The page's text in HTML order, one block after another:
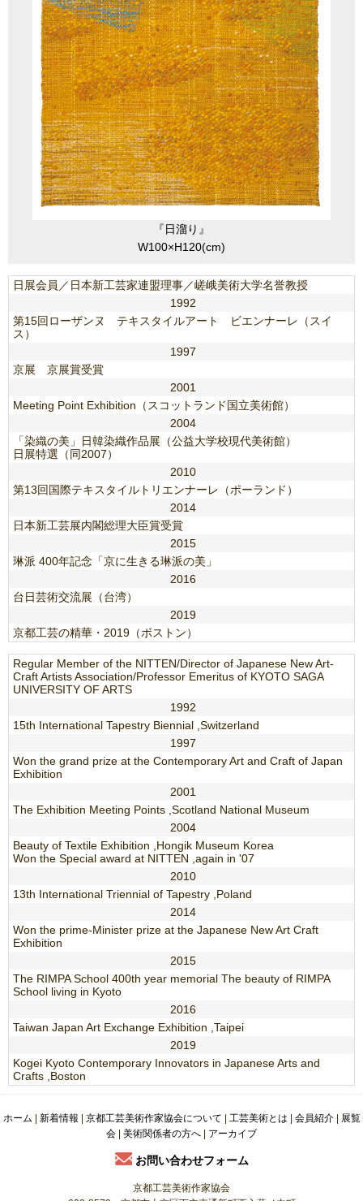
『日溜り』
W100×H120(cm)
日展会員／日本新工芸家連盟理事／嵯峨美術大学名誉教授
1992
第15回ローザンヌ テキスタイルアート ビエンナーレ（スイ
ス）
1997
京展 京展賞受賞
2001
Meeting Point Exhibition（スコットランド国立美術館）
2004
「染織の美」日韓染織作品展（公益大学校現代美術館）
日展特選（同2007）
2010
第13回国際テキスタイルトリエンナーレ（ポーランド）
2014
日本新工芸展内閣総理大臣賞受賞
2015
琳派 400年記念「京に生きる琳派の美」
2016
台日芸術交流展（台湾）
2019
京都工芸の精華・2019（ボストン）
Regular Member of the NITTEN/Director of Japanese New Art-
Craft Artists Association/Professor Emeritus of KYOTO SAGA
UNIVERSITY OF ARTS
1992
15th International Tapestry Biennial ,Switzerland
1997
Won the grand prize at the Contemporary Art and Craft of Japan
Exhibition
2001
The Exhibition Meeting Points ,Scotland National Museum
2004
Beauty of Textile Exhibition ,Hongik Museum Korea
Won the Special award at NITTEN ,again in '07
2010
13th International Triennial of Tapestry ,Poland
2014
Won the prime-Minister prize at the Japanese New Art Craft
Exhibition
2015
The RIMPA School 400th year memorial The beauty of RIMPA
School living in Kyoto
2016
Taiwan Japan Art Exchange Exhibition ,Taipei
2019
Kogei Kyoto Contemporary Innovators in Japanese Arts and
Crafts ,Boston
ホーム | 新着情報 | 京都工芸美術作家協会について | 工芸美術とは | 会員紹介| 展覧
会 | 美術関係者の方へ | アーカイブ
お問い合わせフォーム
京都工芸美術作家協会